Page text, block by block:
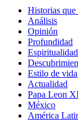
Historias que
Análisis
Opinión
Profundidad
Espiritualidad
Estilo de vida
Actualidad
Papa Leon
México
América